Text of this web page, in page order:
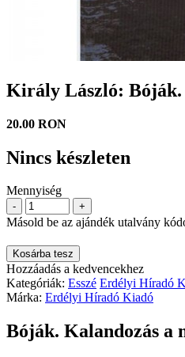
Király László: Bóják.
20.00 RON
Nincs készleten
Mennyiség
- +
Másold be az ajándék utalvány
Kosárba tesz
Hozzáadás a kedvencekhez
Kategóriák: Esszé Erdélyi Híradó
Márka: Erdélyi Híradó Kiadó
Bóják. Kalandozás a